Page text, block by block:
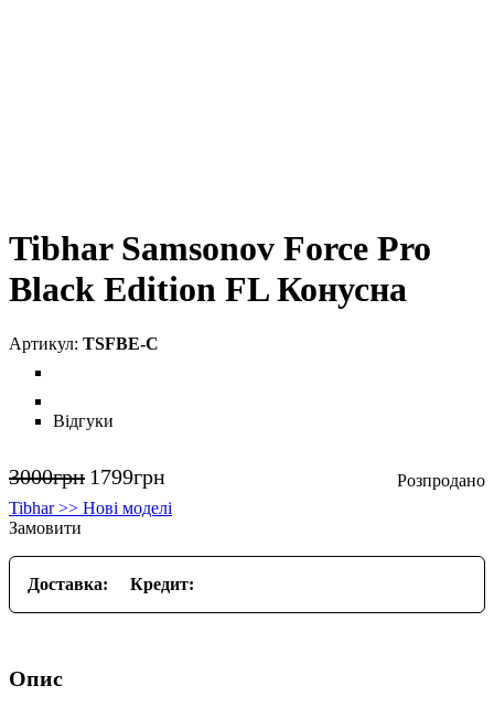
Tibhar Samsonov Force Pro
Black Edition FL Конусна
TSFBE-C
Відгуки
3000грн 1799грн
Tibhar >> Нові моделі
Замовити
Доставка: Кредит:
Опис